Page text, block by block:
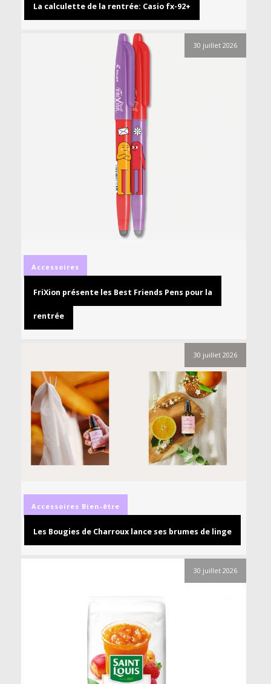
La calculette de la rentrée: Casio fx-92+
30 juillet 2026
Accessoires
FriXion présente les Best Friends Pens pour la
rentrée
30 juillet 2026
Accessoires Bien-être
Les Bougies de Charroux lance ses brumes de linge
30 juillet 2026